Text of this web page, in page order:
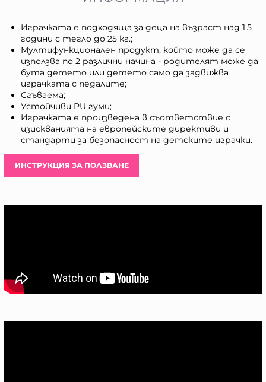
Играчката е подходяща за деца на възраст над 1,5
години с тегло до 25 кг.;
Мултифункционален продукт, който може да се
използва по 2 различни начина - родителят може да
бута детето или детето само да задвижва
играчката с педалите;
Сгъваема;
Устойчиви PU гуми;
Играчката е произведена в съответствие с
изискванията на европейските директиви и
стандарти за безопасност на детските играчки.
ИНСТРУКЦИЯ ЗА ПОЛЗВАНЕ